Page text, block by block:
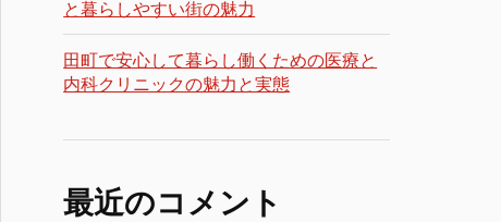
と暮らしやすい街の魅力
田町で安心して暮らし働くための医療と
内科クリニックの魅力と実態
最近のコメント